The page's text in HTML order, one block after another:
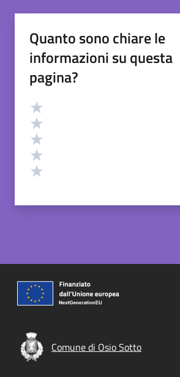
Quanto sono chiare le
informazioni su questa
pagina?
Valutazione
Comune di Osio Sotto